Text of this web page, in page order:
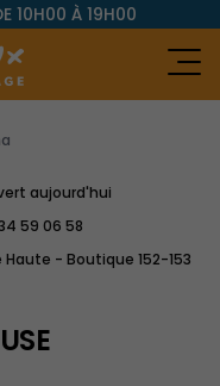
10H00 À 19H00
aujourd'hui
59 06 58
Haute - Boutique 152-153